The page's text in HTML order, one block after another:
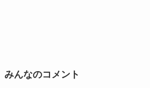
みんなのコメント